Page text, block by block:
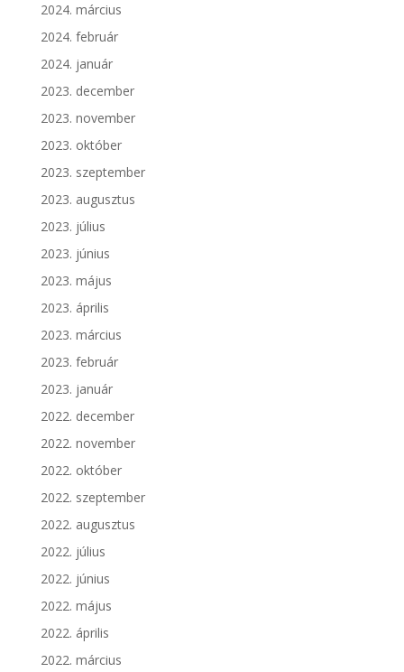
2024. március
2024. február
2024. január
2023. december
2023. november
2023. október
2023. szeptember
2023. augusztus
2023. július
2023. június
2023. május
2023. április
2023. március
2023. február
2023. január
2022. december
2022. november
2022. október
2022. szeptember
2022. augusztus
2022. július
2022. június
2022. május
2022. április
2022. március